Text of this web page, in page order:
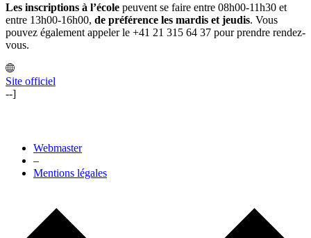
Les inscriptions à l’école peuvent se faire entre 08h00-11h30 et
entre 13h00-16h00, de préférence les mardis et jeudis. Vous
pouvez également appeler le +41 21 315 64 37 pour prendre rendez-
vous.
Site officiel
--]
Webmaster
–
Mentions légales